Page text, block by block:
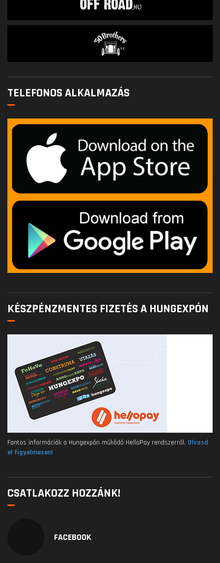
TELEFONOS ALKALMAZÁS
KÉSZPÉNZMENTES FIZETÉS A HUNGEXPÓN
Fontos információk a Hungexpón működő HelloPay rendszerről. Olvasd
el figyelmesen!
CSATLAKOZZ HOZZÁNK!
FACEBOOK